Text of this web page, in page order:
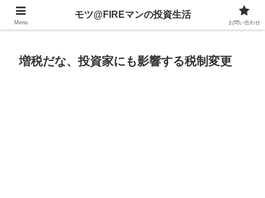
不動産、投資信託、暗号資産、株式、等々への投資について
増税だな、投資家にも影響する税制変更
Menu
モツ@FIREマンの投資生活
お問い合わせ